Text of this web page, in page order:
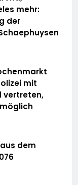
mehr:
der
mit
vertreten,
aus dem